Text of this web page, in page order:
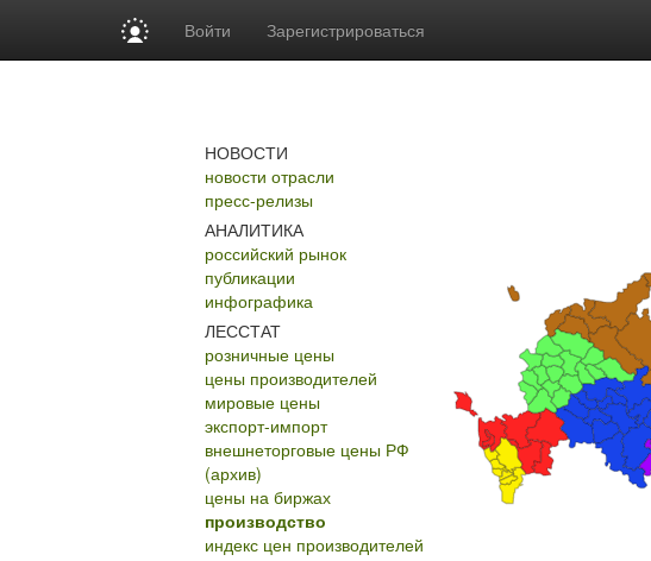
Войти Зарегистрироваться
НОВОСТИ
новости отрасли
пресс-релизы
АНАЛИТИКА
российский рынок
публикации
инфографика
ЛЕССТАТ
розничные цены
цены производителей
мировые цены
экспорт-импорт
внешнеторговые цены РФ
(архив)
цены на биржах
производство
индекс цен производителей